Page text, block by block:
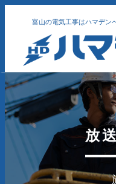
富山の電気工事はハマデン
放